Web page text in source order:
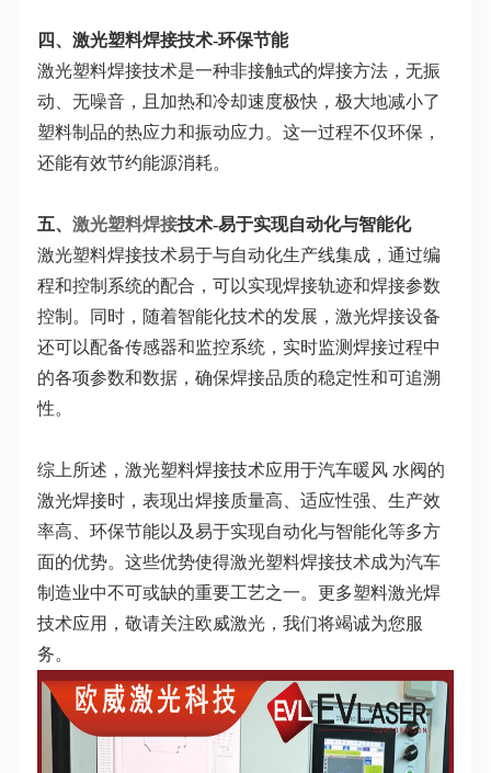
四、激光塑料焊接技术-环保节能
激光塑料焊接技术是一种非接触式的焊接方法，无振
动、无噪音，且加热和冷却速度极快，极大地减小了
塑料制品的热应力和振动应力。这一过程不仅环保，
还能有效节约能源消耗。
五、激光塑料焊接技术-易于实现自动化与智能化
激光塑料焊接技术易于与自动化生产线集成，通过编
程和控制系统的配合，可以实现焊接轨迹和焊接参数
控制。同时，随着智能化技术的发展，激光焊接设备
还可以配备传感器和监控系统，实时监测焊接过程中
的各项参数和数据，确保焊接品质的稳定性和可追溯
性。
综上所述，激光塑料焊接技术应用于汽车暖风 水阀的
激光焊接时，表现出焊接质量高、适应性强、生产效
率高、环保节能以及易于实现自动化与智能化等多方
面的优势。这些优势使得激光塑料焊接技术成为汽车
制造业中不可或缺的重要工艺之一。更多塑料激光焊
技术应用，敬请关注欧威激光，我们将竭诚为您服
务。